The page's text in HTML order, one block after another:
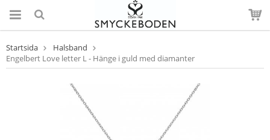
Startsida
Halsband
Engelbert Love letter L - Hänge i guld med diamanter